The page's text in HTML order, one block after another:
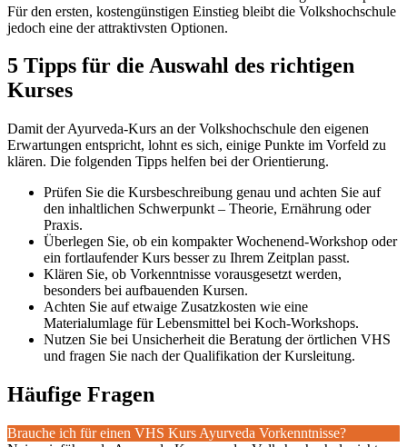
Für den ersten, kostengünstigen Einstieg bleibt die Volkshochschule
jedoch eine der attraktivsten Optionen.
5 Tipps für die Auswahl des richtigen
Kurses
Damit der Ayurveda-Kurs an der Volkshochschule den eigenen
Erwartungen entspricht, lohnt es sich, einige Punkte im Vorfeld zu
klären. Die folgenden Tipps helfen bei der Orientierung.
Prüfen Sie die Kursbeschreibung genau und achten Sie auf
den inhaltlichen Schwerpunkt – Theorie, Ernährung oder
Praxis.
Überlegen Sie, ob ein kompakter Wochenend-Workshop oder
ein fortlaufender Kurs besser zu Ihrem Zeitplan passt.
Klären Sie, ob Vorkenntnisse vorausgesetzt werden,
besonders bei aufbauenden Kursen.
Achten Sie auf etwaige Zusatzkosten wie eine
Materialumlage für Lebensmittel bei Koch-Workshops.
Nutzen Sie bei Unsicherheit die Beratung der örtlichen VHS
und fragen Sie nach der Qualifikation der Kursleitung.
Häufige Fragen
Brauche ich für einen VHS Kurs Ayurveda Vorkenntnisse?